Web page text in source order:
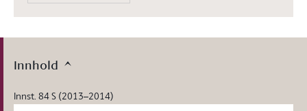
Innhold
Innst. 84 S (2013–2014)